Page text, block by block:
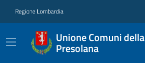
Regione Lombardia
Unione Comuni della
Presolana